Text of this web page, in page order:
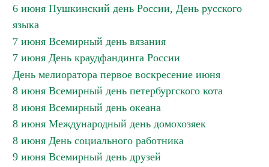
6 июня Пушкинский день России, День русского
языка
7 июня Всемирный день вязания
7 июня День краудфандинга России
День мелиоратора первое воскресение июня
8 июня Всемирный день петербургского кота
8 июня Всемирный день океана
8 июня Международный день домохозяек
8 июня День социального работника
9 июня Всемирный день друзей